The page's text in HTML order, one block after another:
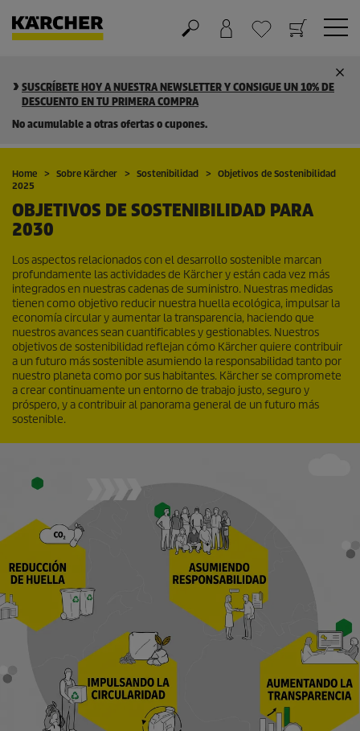
SUSCRÍBETE HOY A NUESTRA NEWSLETTER Y CONSIGUE UN 10% DE
DESCUENTO EN TU PRIMERA COMPRA
No acumulable a otras ofertas o cupones.
Home Sobre Kärcher Sostenibilidad
Objetivos de Sostenibilidad
2025
OBJETIVOS DE SOSTENIBILIDAD PARA
2030
Los aspectos relacionados con el desarrollo sostenible marcan
profundamente las actividades de Kärcher y están cada vez más
integrados en nuestras cadenas de suministro. Nuestras medidas
tienen como objetivo reducir nuestra huella ecológica, impulsar la
economía circular y aumentar la transparencia, haciendo que
nuestros avances sean cuantificables y gestionables. Nuestros
objetivos de sostenibilidad reflejan cómo Kärcher quiere contribuir
a un futuro más sostenible asumiendo la responsabilidad tanto por
nuestro planeta como por sus habitantes. Kärcher se compromete
a crear continuamente un entorno de trabajo justo, seguro y
próspero, y a contribuir al panorama general de un futuro más
sostenible.